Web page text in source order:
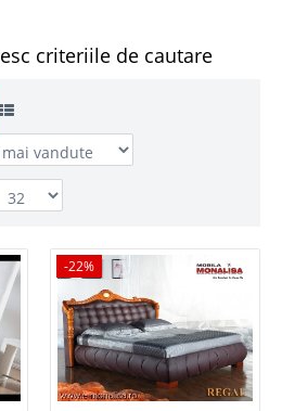
criteriile de cautare
-22%